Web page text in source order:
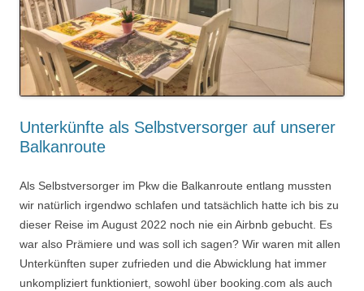
Unterkünfte als Selbstversorger auf unserer
Balkanroute
Als Selbstversorger im Pkw die Balkanroute entlang mussten
wir natürlich irgendwo schlafen und tatsächlich hatte ich bis zu
dieser Reise im August 2022 noch nie ein Airbnb gebucht. Es
war also Prämiere und was soll ich sagen? Wir waren mit allen
Unterkünften super zufrieden und die Abwicklung hat immer
unkompliziert funktioniert, sowohl über booking.com als auch